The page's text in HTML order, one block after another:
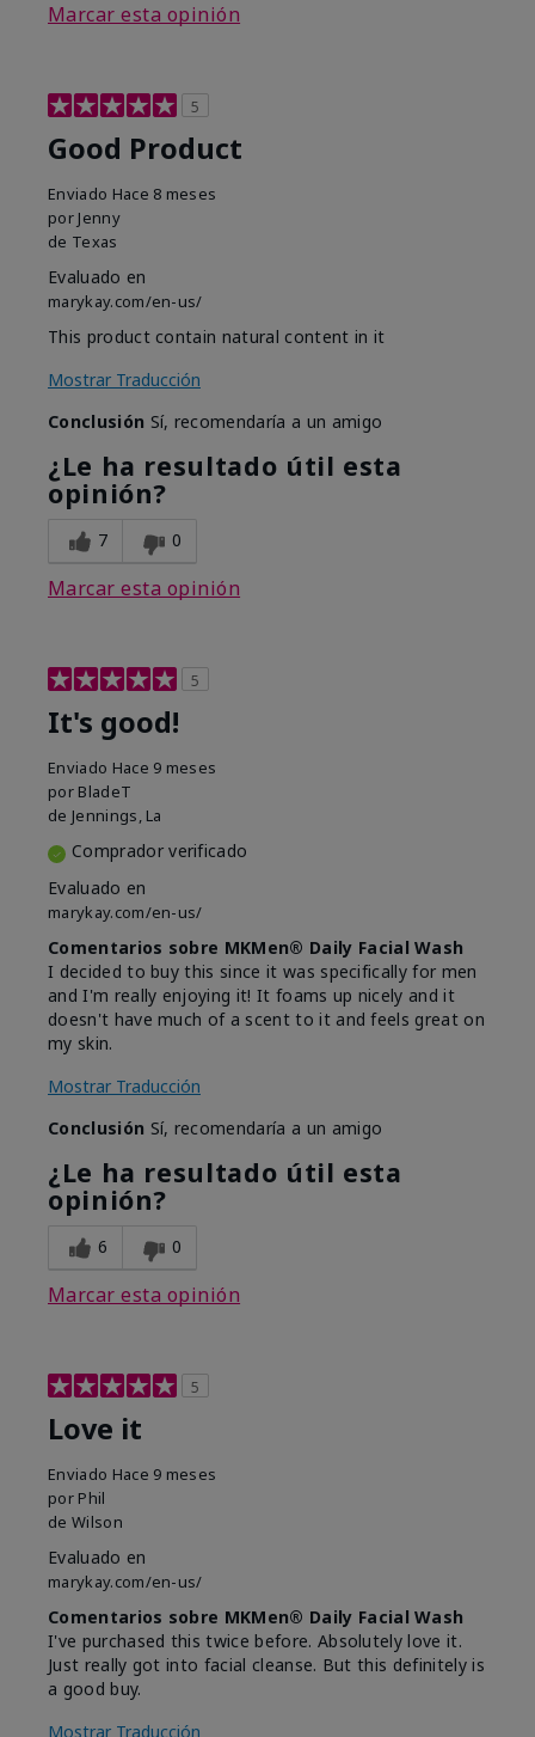
Marcar esta opinión
5
Good Product
Enviado Hace 8 meses
por Jenny
de Texas
Evaluado en
marykay.com/en-us/
This product contain natural content in it
Mostrar Traducción
Conclusión Sí, recomendaría a un amigo
¿Le ha resultado útil esta
opinión?
7 0
Marcar esta opinión
5
It's good!
Enviado Hace 9 meses
por BladeT
de Jennings, La
Comprador verificado
Evaluado en
marykay.com/en-us/
Comentarios sobre MKMen® Daily Facial Wash
I decided to buy this since it was specifically for men
and I'm really enjoying it! It foams up nicely and it
doesn't have much of a scent to it and feels great on
my skin.
Mostrar Traducción
Conclusión Sí, recomendaría a un amigo
¿Le ha resultado útil esta
opinión?
6 0
Marcar esta opinión
5
Love it
Enviado Hace 9 meses
por Phil
de Wilson
Evaluado en
marykay.com/en-us/
Comentarios sobre MKMen® Daily Facial Wash
I've purchased this twice before. Absolutely love it.
Just really got into facial cleanse. But this definitely is
a good buy.
Mostrar Traducción